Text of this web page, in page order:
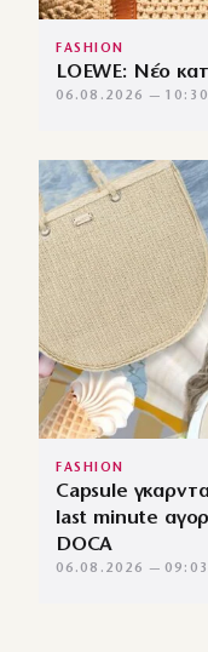
FASHION
LOEWE: Νέο
06.08.2026 — 10:30
FASHION
Capsule
last minute
DOCA
06.08.2026 — 09:03